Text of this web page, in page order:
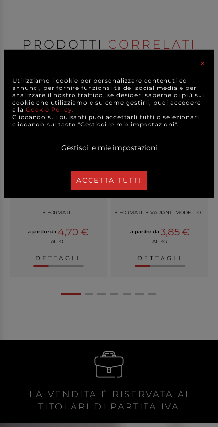
PRODOTTI CORRELATI
Foglietto trasparente a
+ FORMATI
a partire da 4,70 €
AL KG
DETTAGLI
Carta accoppiata 45gr.
+ FORMATI + VARIANTI MODELLO
a partire da 3,85 €
AL KG
DETTAGLI
LA VENDITA È RISERVATA AI
TITOLARI DI PARTITA IVA
×
Utilizziamo i cookie per personalizzare contenuti ed
annunci, per fornire funzionalità dei social media e per
analizzare il nostro traffico, se desideri saperne di più sui
cookie che utilizziamo e su come gestirli, puoi accedere
alla Cookie Policy.
Cliccando sui pulsanti puoi accettarli tutti o selezionarli
cliccando sul tasto "Gestisci le mie impostazioni".
Gestisci le mie impostazioni
ACCETTA TUTTI